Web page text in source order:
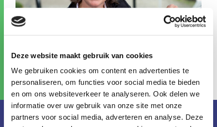
Deze website maakt gebruik van cookies
We gebruiken cookies om content en advertenties te
personaliseren, om functies voor social media te bieden
en om ons websiteverkeer te analyseren. Ook delen we
informatie over uw gebruik van onze site met onze
partners voor social media, adverteren en analyse. Deze